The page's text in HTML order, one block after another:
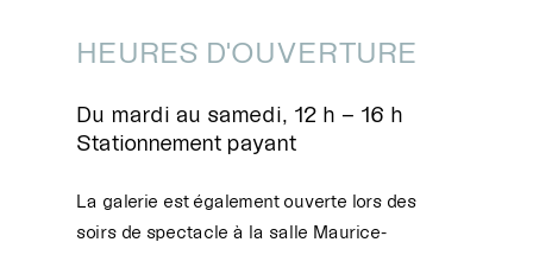
HEURES D'OUVERTURE
Du mardi au samedi, 12 h – 16 h
Stationnement payant
La galerie est également ouverte lors des
soirs de spectacle à la salle Maurice-